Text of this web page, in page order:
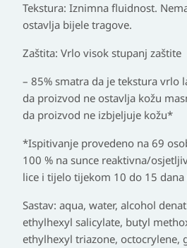
Tekstura: Iznimna fluidnost.
ostavlja bijele tragove.
Zaštita: Vrlo visok stupanj zaštite
– 85% smatra da je tekstura vrlo
da proizvod ne ostavlja kožu
da proizvod ne izbjeljuje kožu*
*Ispitivanje provedeno na 69
100 % na sunce reaktivna/
lice i tijelo tijekom 10 do 15
Sastav: aqua, water, alcohol
ethylhexyl salicylate, butyl
ethylhexyl triazone, octocrylene,